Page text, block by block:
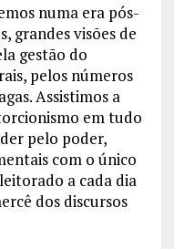
numa era pós-
grandes visões de
gestão do
pelos números
Assistimos a
em tudo
pelo poder,
com o único
a cada dia
dos discursos